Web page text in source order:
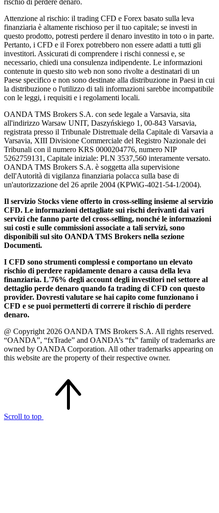
Attenzione al rischio: il trading CFD e Forex basato sulla leva
finanziaria è altamente rischioso per il tuo capitale; se investi in
questo prodotto, potresti perdere il denaro investito in toto o in parte.
Pertanto, i CFD e il Forex potrebbero non essere adatti a tutti gli
investitori. Assicurati di comprendere i rischi connessi e, se
necessario, chiedi una consulenza indipendente. Le informazioni
contenute in questo sito web non sono rivolte a destinatari di un
Paese specifico e non sono destinate alla distribuzione in Paesi in cui
la distribuzione o l'utilizzo di tali informazioni sarebbe incompatibile
con le leggi, i requisiti e i regolamenti locali.
OANDA TMS Brokers S.A. con sede legale a Varsavia, sita
all'indirizzo Warsaw UNIT, Daszyńskiego 1, 00-843 Varsavia,
registrata presso il Tribunale Distrettuale della Capitale di Varsavia a
Varsavia, XIII Divisione Commerciale del Registro Nazionale dei
Tribunali con il numero KRS 0000204776, numero NIP
5262759131, Capitale iniziale: PLN 3537,560 interamente versato.
OANDA TMS Brokers S.A. è soggetta alla supervisione
dell'Autorità di vigilanza finanziaria polacca sulla base di
un'autorizzazione del 26 aprile 2004 (KPWiG-4021-54-1/2004).
Il servizio Stocks viene offerto in cross-selling insieme al servizio
CFD. Le informazioni dettagliate sui rischi derivanti dai vari
servizi che fanno parte del cross-selling, nonché le informazioni
sui costi e sulle commissioni associate a tali servizi, sono
disponibili sul sito OANDA TMS Brokers nella sezione
Documenti.
I CFD sono strumenti complessi e comportano un elevato
rischio di perdere rapidamente denaro a causa della leva
finanziaria. L'76% degli account degli investitori nel settore al
dettaglio perde denaro quando fa trading di CFD con questo
provider. Dovresti valutare se hai capito come funzionano i
CFD e se puoi permetterti di correre il rischio di perdere
denaro.
@ Copyright 2026 OANDA TMS Brokers S.A. All rights reserved.
“OANDA”, “fxTrade” and OANDA’s “fx” family of trademarks are
owned by OANDA Corporation. All other trademarks appearing on
this website are the property of their respective owner.
Scroll to top